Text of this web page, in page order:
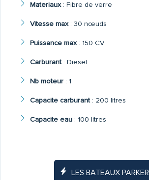
Materiaux: Fibre de verre
Vitesse max: 30 nœuds
Puissance max: 150 CV
Carburant: Diesel
Nb moteur: 1
Capacite carburant: 200 litres
Capacite eau: 100 litres
LES BATEAUX PARKER